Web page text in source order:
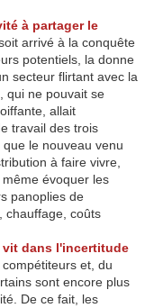
à partager le
arrivé à la conquête
potentiels, la donne
secteur flirtant avec la
qui ne pouvait se
allait
travail des trois
le nouveau venu
à faire vivre,
évoquer les
panoplies de
chauffage, coûts
vit dans l'incertitude
et, du
sont encore plus
De ce fait, les